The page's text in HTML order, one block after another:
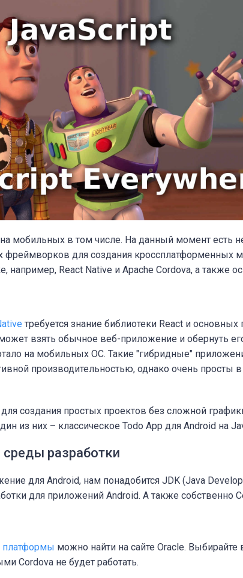
мобильных в том числе. На данный момент есть
фреймворков для создания кроссплатформенных
например, React Native и Apache Cordova, а также
требуется знание библиотеки React и основных
взять обычное веб-приложение и обернуть
на мобильных ОС. Такие "гибридные"
производительностью, однако очень просты в
создания простых проектов без сложной
из них – классическое Todo App для Android на
разработки
для Android, нам понадобится JDK (Java
для приложений Android. А также собственно
платформы можно найти на сайте Oracle. Выбирайте
Cordova не будет работать.